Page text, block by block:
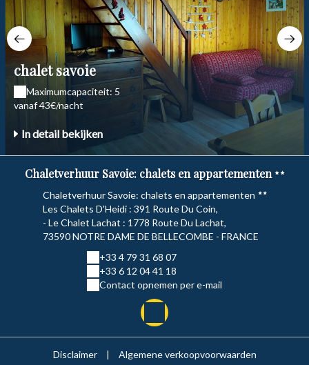
chalet savoie
Maximumcapaciteit: 5
vanaf 43€/nacht
In detail bekijken
Chaletverhuur Savoie: chalets en appartementen
Chaletverhuur Savoie: chalets en appartementen
Les Chalets D'Heidi : 391 Route Du Coin,
- Le Chalet Lachat : 1778 Route Du Lachat,
73590 NOTRE DAME DE BELLECOMBE - FRANCE
+33 4 79 31 68 07
+33 6 12 04 41 18
Contact opnemen per e-mail
Disclaimer | Algemene verkoopvoorwaarden